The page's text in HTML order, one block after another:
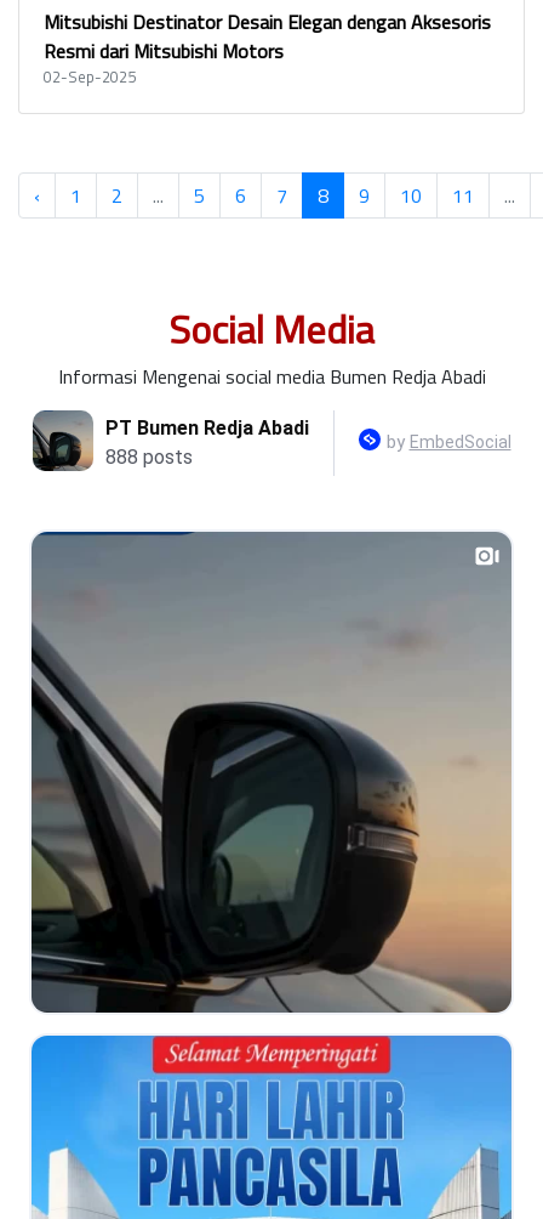
Mitsubishi Destinator Desain Elegan dengan Aksesoris
Resmi dari Mitsubishi Motors
02-Sep-2025
‹ 1 2 ... 5 6 7 8 9 10 11 ...
Social Media
Informasi Mengenai social media Bumen Redja Abadi